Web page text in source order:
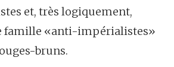
et, très logiquement,
famille «anti-impérialistes»
bruns.